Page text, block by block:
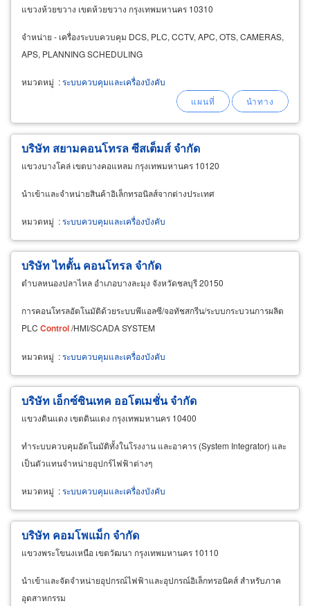
แขวงห้วยขวาง เขตห้วยขวาง กรุงเทพมหานคร 10310
จำหน่าย - เครื่องระบบควบคุม DCS, PLC, CCTV, APC, OTS, CAMERAS,
APS, PLANNING SCHEDULING
หมวดหมู่ :ระบบควบคุมและเครื่องบังคับ
บริษัท สยามคอนโทรล ซีสเต็มส์ จำกัด
แขวงบางโคล่ เขตบางคอแหลม กรุงเทพมหานคร 10120
นำเข้าและจำหน่ายสินค้าอิเล็กทรอนิลส์จากต่างประเทศ
หมวดหมู่ :ระบบควบคุมและเครื่องบังคับ
บริษัท ไทตั้น คอนโทรล จำกัด
ตำบลหนองปลาไหล อำเภอบางละมุง จังหวัดชลบุรี 20150
การคอนโทรลอัตโนมัติด้วยระบบพีแอลซี/จอทัชสกรีน/ระบบกระบวนการผลิต
PLC Control/HMI/SCADA SYSTEM
หมวดหมู่ :ระบบควบคุมและเครื่องบังคับ
บริษัท เอ็กซ์ซินเทค ออโตเมชั่น จำกัด
แขวงดินแดง เขตดินแดง กรุงเทพมหานคร 10400
ทำระบบควบคุมอัตโนมัติทั้งในโรงงาน และอาคาร (System Integrator) และ
เป็นตัวแทนจำหน่ายอุปกร์ไฟฟ้าต่างๆ
หมวดหมู่ :ระบบควบคุมและเครื่องบังคับ
บริษัท คอมโพแม็ก จำกัด
แขวงพระโขนงเหนือ เขตวัฒนา กรุงเทพมหานคร 10110
นำเข้าและจัดจำหน่ายอุปกรณ์ไฟฟ้าและอุปกรณ์อิเล็กทรอนิคส์ สำหรับภาค
อุตสาหกรรม